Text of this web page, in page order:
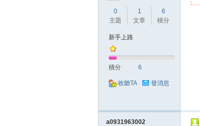
0
主題
1
文章
6
積分
新手上路
積分 6
收聽TA 發消息
a0931963002